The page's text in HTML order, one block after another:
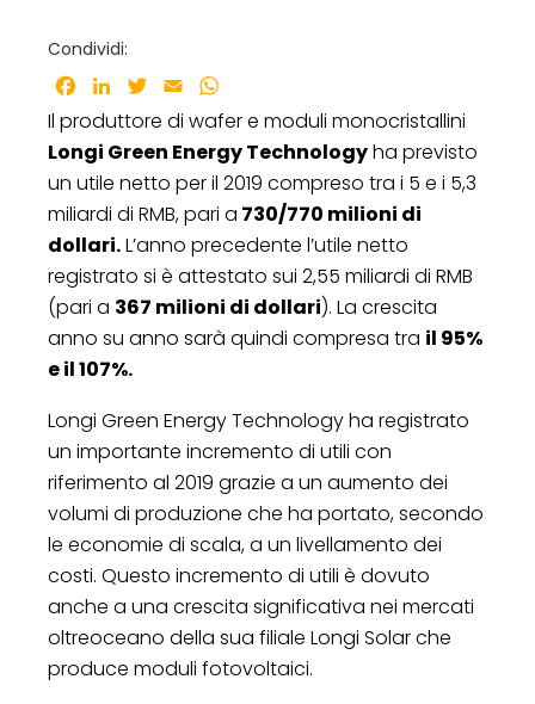
Condividi:
Facebook
LinkedInTwitter
Email
Il produttore di wafer e moduli monocristallini
Longi Green Energy Technologyha previsto
un utile netto per il 2019 compreso tra i 5 e i 5,3
miliardi di RMB, pari a 730/770 milioni di
dollari.L’anno precedente l’utile netto
registrato si è attestato sui 2,55 miliardi di RMB
(pari a 367 milioni di dollari). La crescita
anno su anno sarà quindi compresa tra il 95%
e il 107%.
Longi Green Energy Technology ha registrato
un importante incremento di utili con
riferimento al 2019 grazie a un aumento dei
volumi di produzione che ha portato, secondo
le economie di scala, a un livellamento dei
costi. Questo incremento di utili è dovuto
anche a una crescita significativa nei mercati
oltreoceano della sua filiale Longi Solar che
produce moduli fotovoltaici.